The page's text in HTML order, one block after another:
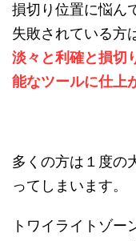
損切り位置に悩ん
失敗されている方
淡々と利確と損切
能なツールに仕上
多くの方は１度の
ってしまいます。
トワイライトゾー